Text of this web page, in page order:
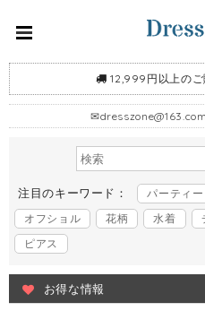
12,999円以上の
✉dresszone@163.com
注目のキーワード： パーティ
オフショル
花柄 水着
ピアス
お得な情報